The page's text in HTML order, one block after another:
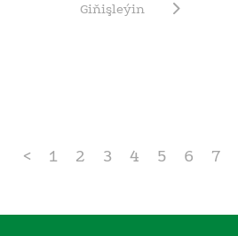
Giňişleýin
< 1 2 3 4 5 6 7